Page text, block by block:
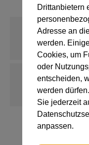
Drittanbietern
Adresse an
werden.
Cookies, um
oder
entscheiden,
werden
Sie jederzeit
anpassen.